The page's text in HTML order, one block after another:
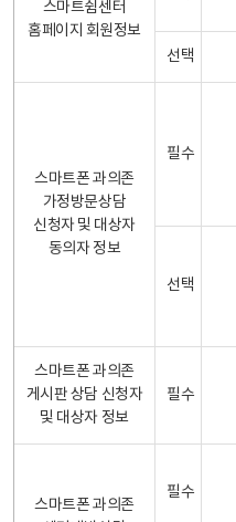
스마트쉼센터
홈페이지 회원정보
선택
스마트폰 과의존
가정방문상담
신청자 및 대상자
동의자 정보
필수
선택
스마트폰 과의존
게시판 상담 신청자
및 대상자 정보
필수
스마트폰 과의존
필수